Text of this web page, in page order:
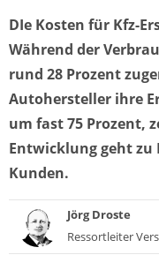
DIe Kosten für Kfz-
Während der
rund 28 Prozent
Autohersteller ihre
um fast 75 Prozent,
Entwicklung geht zu
Kunden.
Jörg Droste
Ressortleiter